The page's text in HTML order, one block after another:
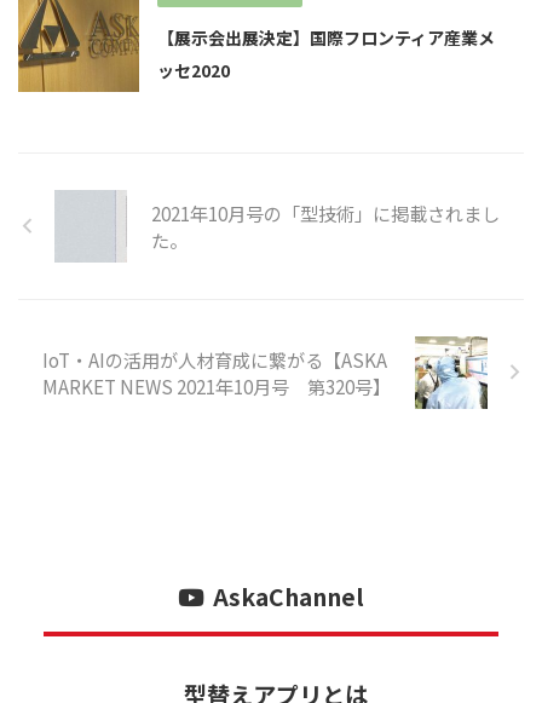
【展示会出展決定】国際フロンティア産業メ
ッセ2020
2021年10月号の「型技術」に掲載されまし
た。
IoT・AIの活用が人材育成に繋がる【ASKA
MARKET NEWS 2021年10月号 第320号】
AskaChannel
型替えアプリとは